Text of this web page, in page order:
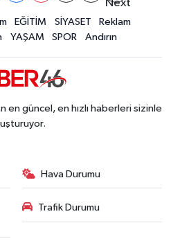
EĞİTİM SİYASET
Reklam
YAŞAM SPOR Andırın
en güncel, en hızlı haberleri sizinle
Hava Durumu
Trafik Durumu